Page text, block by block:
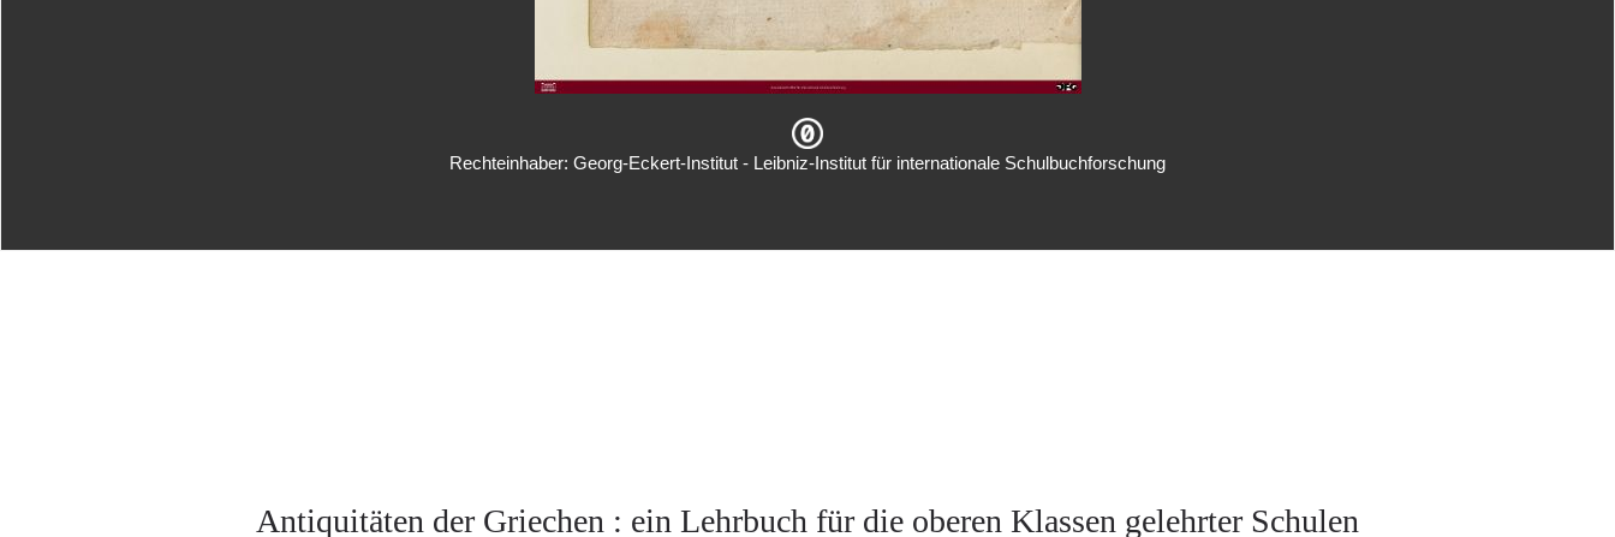
Rechteinhaber: Georg-Eckert-Institut - Leibniz-Institut für internationale Schulbuchforschung
Antiquitäten der Griechen : ein Lehrbuch für die oberen Klassen gelehrter Schulen